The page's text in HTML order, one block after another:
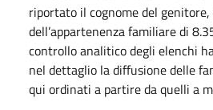
riportato il cognome del genitore,
dell’appartenenza familiare di
controllo analitico degli elenchi
nel dettaglio la diffusione delle
qui ordinati a partire da quelli a